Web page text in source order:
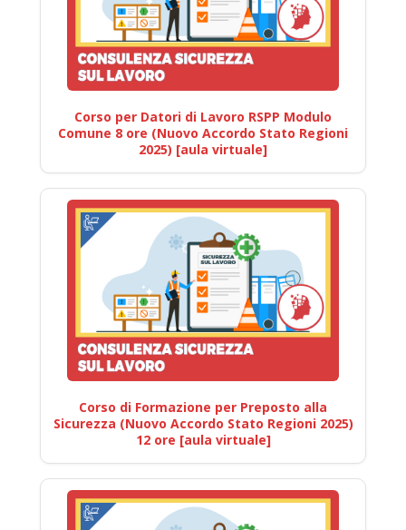
Corso per Datori di Lavoro RSPP Modulo
Comune 8 ore (Nuovo Accordo Stato Regioni
2025) [aula virtuale]
Corso di Formazione per Preposto alla
Sicurezza (Nuovo Accordo Stato Regioni 2025)
12 ore [aula virtuale]